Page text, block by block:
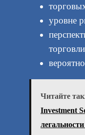
уровне
Читайте
Investment